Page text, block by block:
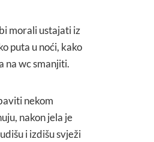
morali ustajati iz
puta u noći, kako
na wc smanjiti.
nekom
nakon jela je
i izdišu svježi